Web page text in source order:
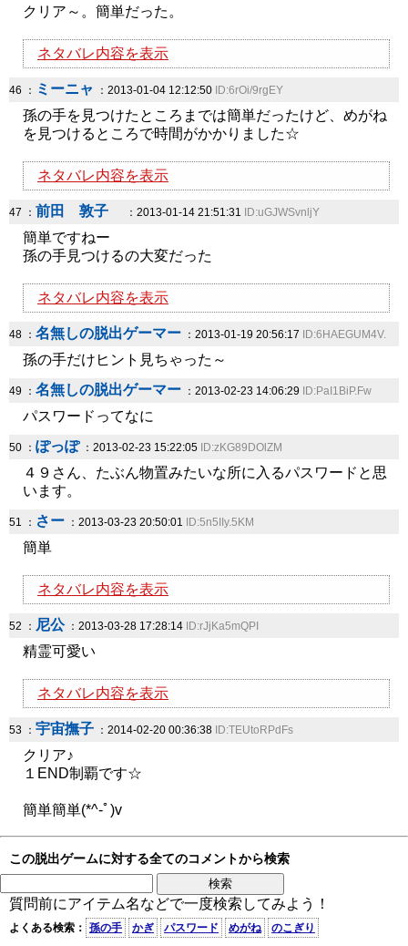
クリア～。簡単だった。
ネタバレ内容を表示
46 ： ミーニャ ：2013-01-04 12:12:50 ID:6rOi/9rgEY
孫の手を見つけたところまでは簡単だったけど、めがね
を見つけるところで時間がかかりました☆
ネタバレ内容を表示
47 ： 前田 敦子 ：2013-01-14 21:51:31 ID:uGJWSvnljY
簡単ですねー
孫の手見つけるの大変だった
ネタバレ内容を表示
48 ： 名無しの脱出ゲーマー ：2013-01-19 20:56:17 ID:6HAEGUM4V.
孫の手だけヒント見ちゃった～
49 ： 名無しの脱出ゲーマー ：2013-02-23 14:06:29 ID:PaI1BiP.Fw
パスワードってなに
50 ： ぽっぽ：2013-02-23 15:22:05 ID:zKG89DOlZM
４９さん、たぶん物置みたいな所に入るパスワードと思
います。
51 ： さー ：2013-03-23 20:50:01 ID:5n5IIy.5KM
簡単
ネタバレ内容を表示
52 ： 尼公：2013-03-28 17:28:14 ID:rJjKa5mQPI
精霊可愛い
ネタバレ内容を表示
53 ： 宇宙撫子 ：2014-02-20 00:36:38 ID:TEUtoRPdFs
クリア♪
１END制覇です☆
簡単簡単(*^-ﾟ)v
この脱出ゲームに対する全てのコメントから検索
質問前にアイテム名などで一度検索してみよう！
よくある検索： 孫の手 かぎ パスワード めがね のこぎり